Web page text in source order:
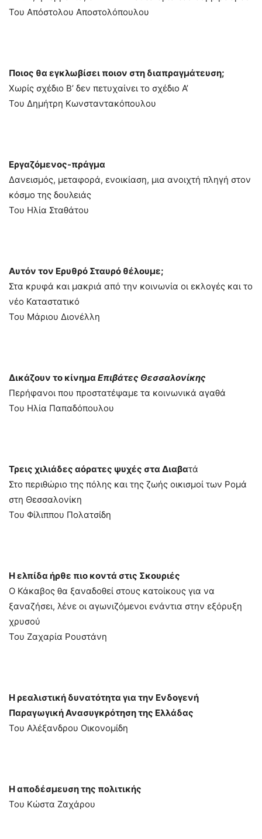
Του Απόστολου Αποστολόπουλου
Ποιος θα εγκλωβίσει ποιον στη διαπραγμάτευση;
Χωρίς σχέδιο Β’ δεν πετυχαίνει το σχέδιο Α’
Toυ Δημήτρη Κωνσταντακόπουλου
Εργαζόμενος-πράγμα
Δανεισμός, μεταφορά, ενοικίαση, μια ανοιχτή πληγή στον
κόσμο της δουλειάς
Του Ηλία Σταθάτου
Αυτόν τον Ερυθρό Σταυρό θέλουμε;
Στα κρυφά και μακριά από την κοινωνία οι εκλογές και το
νέο Καταστατικό
Του Μάριου Διονέλλη
Δικάζουν το κίνημα Επιβάτες Θεσσαλονίκης
Περήφανοι που προστατέψαμε τα κοινωνικά αγαθά
Του Ηλία Παπαδόπουλου
Τρεις χιλιάδες αόρατες ψυχές στα Διαβατά
Στο περιθώριο της πόλης και της ζωής οικισμοί των Ρομά
στη Θεσσαλονίκη
Του Φίλιππου Πολατσίδη
Η ελπίδα ήρθε πιο κοντά στις Σκουριές
Ο Κάκαβος θα ξαναδοθεί στους κατοίκους για να
ξαναζήσει, λένε οι αγωνιζόμενοι ενάντια στην εξόρυξη
χρυσού
Του Ζαχαρία Ρουστάνη
Η ρεαλιστική δυνατότητα για την Ενδογενή
Παραγωγική Ανασυγκρότηση της Ελλάδας
Του Αλέξανδρου Οικονομίδη
Η αποδέσμευση της πολιτικής
Του Κώστα Ζαχάρου